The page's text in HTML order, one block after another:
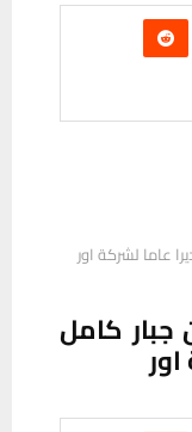
عاما لشركة اور
جبار كامل